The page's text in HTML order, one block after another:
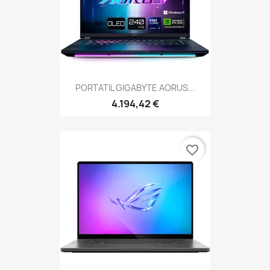
PORTATIL GIGABYTE AORUS...
4.194,42 €
favorite_border